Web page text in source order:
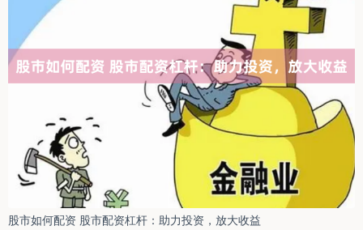
股市如何配资 股市配资杠杆：助力投资，放大收益